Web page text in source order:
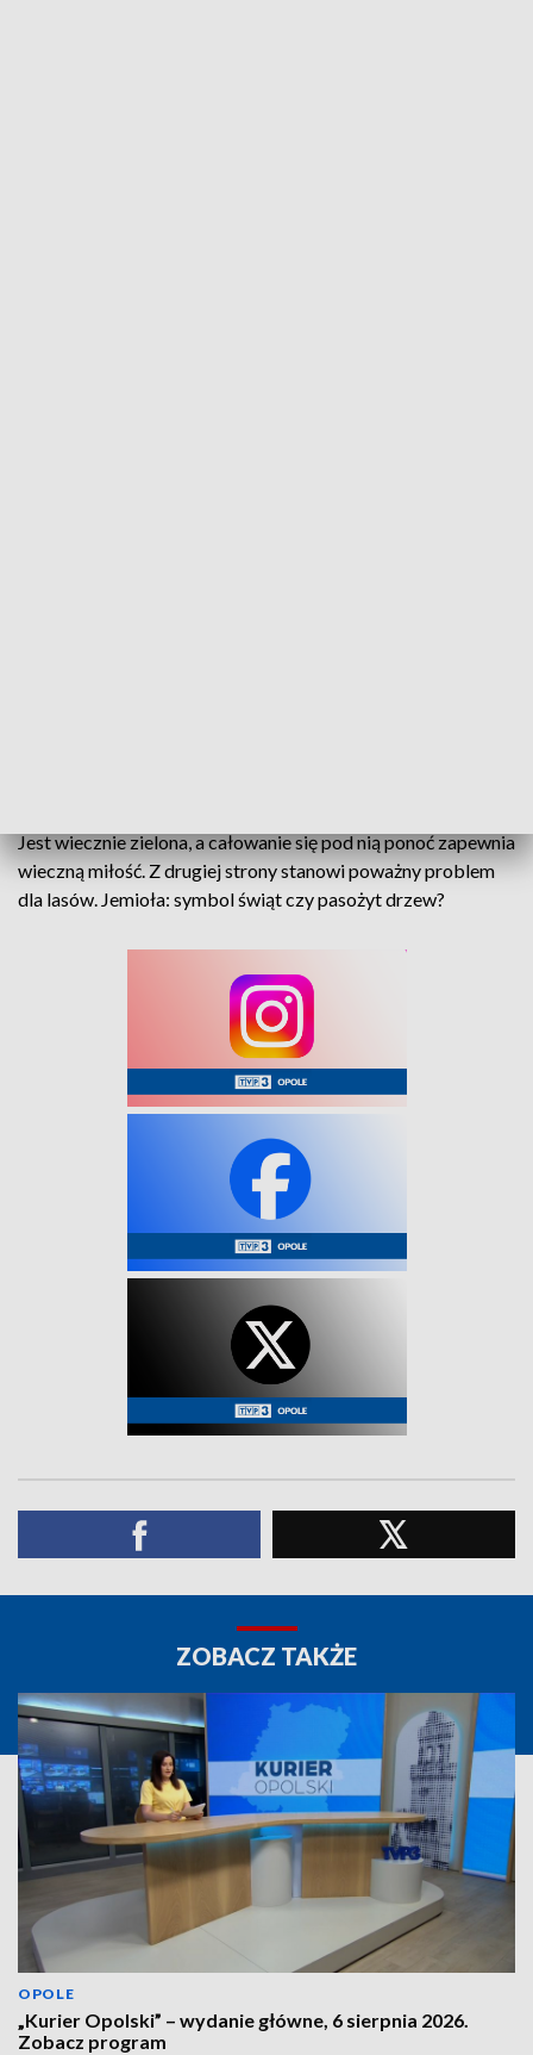
Jest wiecznie zielona, a całowanie się pod nią ponoć zapewnia
wieczną miłość. Z drugiej strony stanowi poważny problem
dla lasów. Jemioła: symbol świąt czy pasożyt drzew?
ZOBACZ TAKŻE
OPOLE
„Kurier Opolski” – wydanie główne, 6 sierpnia 2026.
Zobacz program